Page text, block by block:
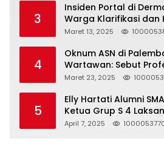
3
Insiden Portal di
Warga Klarifikasi dan
yang Tidak Akurat
Maret 13, 2025
4
Oknum ASN di
Wartawan: Sebut
Seharga 2 Liter
Maret 23, 2025
5
Elly Hartati Alumni
Ketua Grup S 4
Silaturahmi
April 7, 2025